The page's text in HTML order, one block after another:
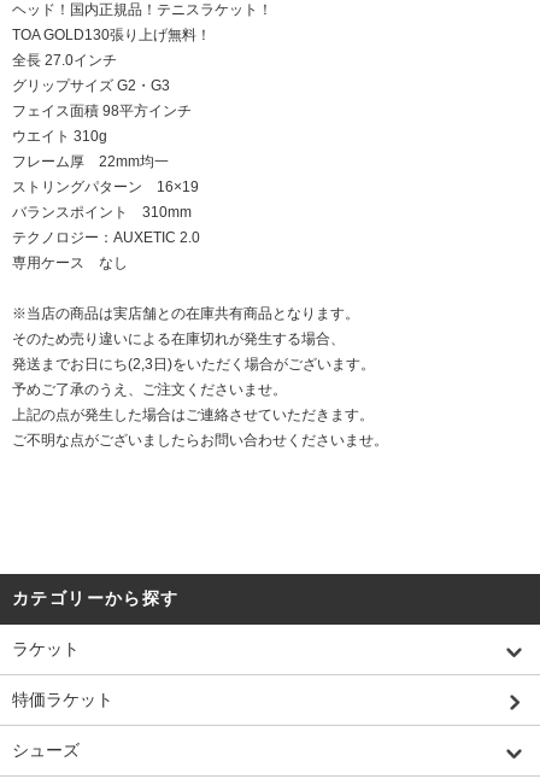
ヘッド！国内正規品！テニスラケット！
TOA GOLD130張り上げ無料！
全長 27.0インチ
グリップサイズ G2・G3
フェイス面積 98平方インチ
ウエイト 310g
フレーム厚 22mm均一
ストリングパターン 16×19
バランスポイント 310mm
テクノロジー：AUXETIC 2.0
専用ケース なし
※当店の商品は実店舗との在庫共有商品となります。
そのため売り違いによる在庫切れが発生する場合、
発送までお日にち(2,3日)をいただく場合がございます。
予めご了承のうえ、ご注文くださいませ。
上記の点が発生した場合はご連絡させていただきます。
ご不明な点がございましたらお問い合わせくださいませ。
カテゴリーから探す
ラケット
特価ラケット
シューズ